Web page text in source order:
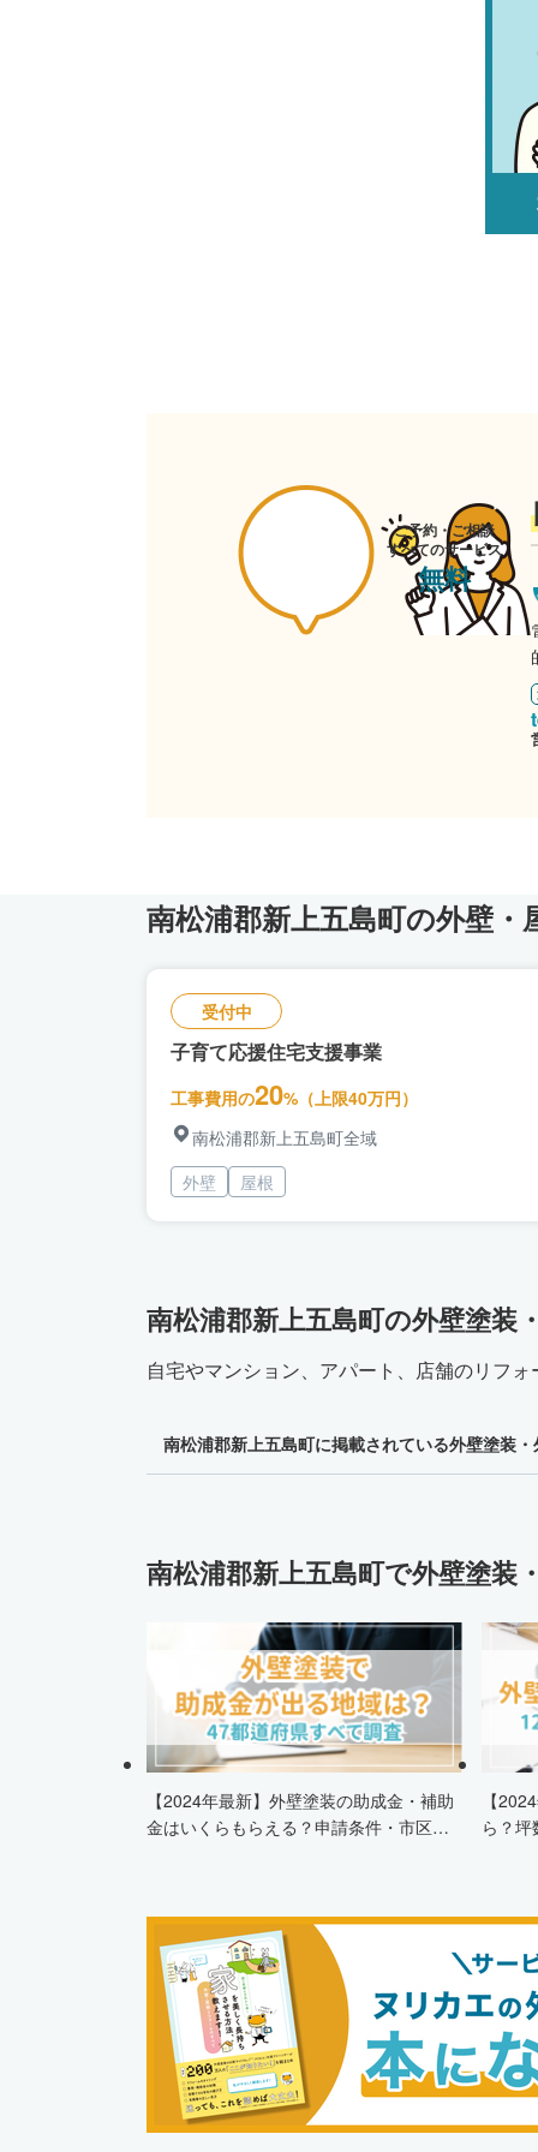
ご予約・ご相談
すべてのサービス
無料
南松浦郡新上五島町の外壁
受付中
子育て応援住宅支援事業
工事費用の20%（上限40万円）
南松浦郡新上五島町全域
外壁
屋根
南松浦郡新上五島町の外壁塗
自宅やマンション、アパート、店舗のリフ
南松浦郡新上五島町に掲載されている外壁塗装
南松浦郡新上五島町で外壁塗
【2024年最新】外壁塗装の助成金・補助
金はいくらもらえる？申請条件・市区町
【
ら？